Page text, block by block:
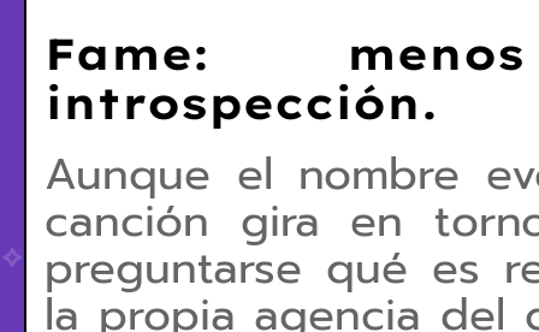
Fame:
introspección.
Aunque el nombre
canción gira en
preguntarse qué es
la propia agencia del